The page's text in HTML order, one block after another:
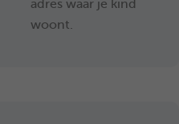
adres waar je kind
woont.